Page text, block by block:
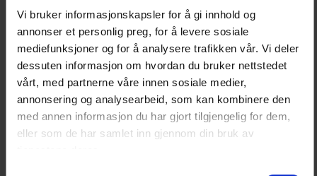
Vi bruker informasjonskapsler for å gi innhold og
annonser et personlig preg, for å levere sosiale
mediefunksjoner og for å analysere trafikken vår. Vi deler
dessuten informasjon om hvordan du bruker nettstedet
vårt, med partnerne våre innen sosiale medier,
annonsering og analysearbeid, som kan kombinere den
med annen informasjon du har gjort tilgjengelig for dem,
eller som de har samlet inn gjennom din bruk av
Robotklipperen har IPX5-klassifisering, mens
strømkilden har IPX67-klassifisering. Den håndterer
helling i klippeområdet på opptil 45 %.
Sikkerhetsfunksjoner som Geo-Fence, PIN-kode,
alarm, GPS-basert tyverisporing og Cramer Connect
2G/4G er inkludert.
Produktet kan registreres for opptil 5 års garanti.*